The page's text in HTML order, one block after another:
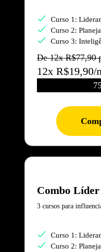
Curso 1:
Curso 2:
Curso 3:
De 12x R$77,90
12x R$19,90/
Combo
3 cursos para
Curso 1:
Curso 2: